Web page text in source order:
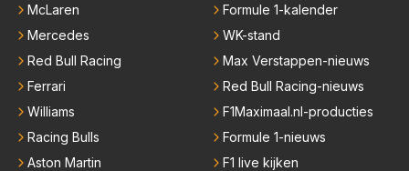
McLaren
Mercedes
Red Bull Racing
Ferrari
Williams
Racing Bulls
Aston Martin
Formule 1-kalender
WK-stand
Max Verstappen-nieuws
Red Bull Racing-nieuws
F1Maximaal.nl-producties
Formule 1-nieuws
F1 live kijken